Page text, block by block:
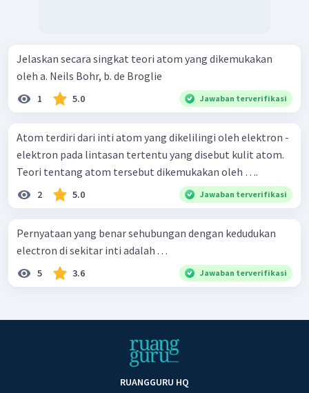
Jelaskan secara singkat teori atom yang dikemukakan
oleh a. Neils Bohr, b. de Broglie
1 5.0 Jawaban terverifikasi
Atom terdiri dari inti atom yang dikelilingi oleh elektron -
elektron pada lintasan tertentu yang disebut kulit atom.
Teori tentang atom tersebut dikemukakan oleh ….
2 5.0 Jawaban terverifikasi
Pernyataan yang benar sehubungan dengan kedudukan
electron di sekitar inti adalah . . .
5 3.6 Jawaban terverifikasi
RUANGGURU HQ